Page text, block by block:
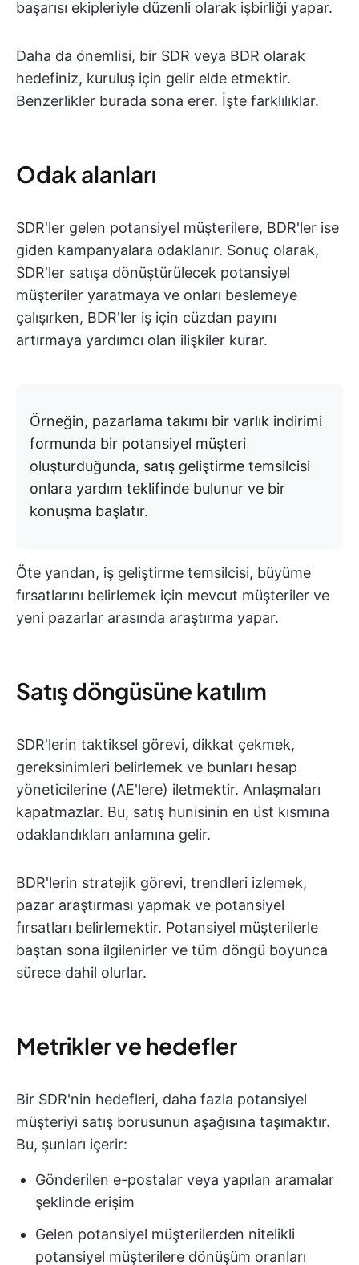
başarısı ekipleriyle düzenli olarak işbirliği yapar.
Daha da önemlisi, bir SDR veya BDR olarak
hedefiniz, kuruluş için gelir elde etmektir.
Benzerlikler burada sona erer. İşte farklılıklar.
Odak alanları
SDR'ler gelen potansiyel müşterilere, BDR'ler ise
giden kampanyalara odaklanır. Sonuç olarak,
SDR'ler satışa dönüştürülecek potansiyel
müşteriler yaratmaya ve onları beslemeye
çalışırken, BDR'ler iş için cüzdan payını
artırmaya yardımcı olan ilişkiler kurar.
Örneğin, pazarlama takımı bir varlık indirimi
formunda bir potansiyel müşteri
oluşturduğunda, satış geliştirme temsilcisi
onlara yardım teklifinde bulunur ve bir
konuşma başlatır.
Öte yandan, iş geliştirme temsilcisi, büyüme
fırsatlarını belirlemek için mevcut müşteriler ve
yeni pazarlar arasında araştırma yapar.
Satış döngüsüne katılım
SDR'lerin taktiksel görevi, dikkat çekmek,
gereksinimleri belirlemek ve bunları hesap
yöneticilerine (AE'lere) iletmektir. Anlaşmaları
kapatmazlar. Bu, satış hunisinin en üst kısmına
odaklandıkları anlamına gelir.
BDR'lerin stratejik görevi, trendleri izlemek,
pazar araştırması yapmak ve potansiyel
fırsatları belirlemektir. Potansiyel müşterilerle
baştan sona ilgilenirler ve tüm döngü boyunca
sürece dahil olurlar.
Metrikler ve hedefler
Bir SDR'nin hedefleri, daha fazla potansiyel
müşteriyi satış borusunun aşağısına taşımaktır.
Bu, şunları içerir:
Gönderilen e-postalar veya yapılan aramalar
şeklinde erişim
Gelen potansiyel müşterilerden nitelikli
potansiyel müşterilere dönüşüm oranları